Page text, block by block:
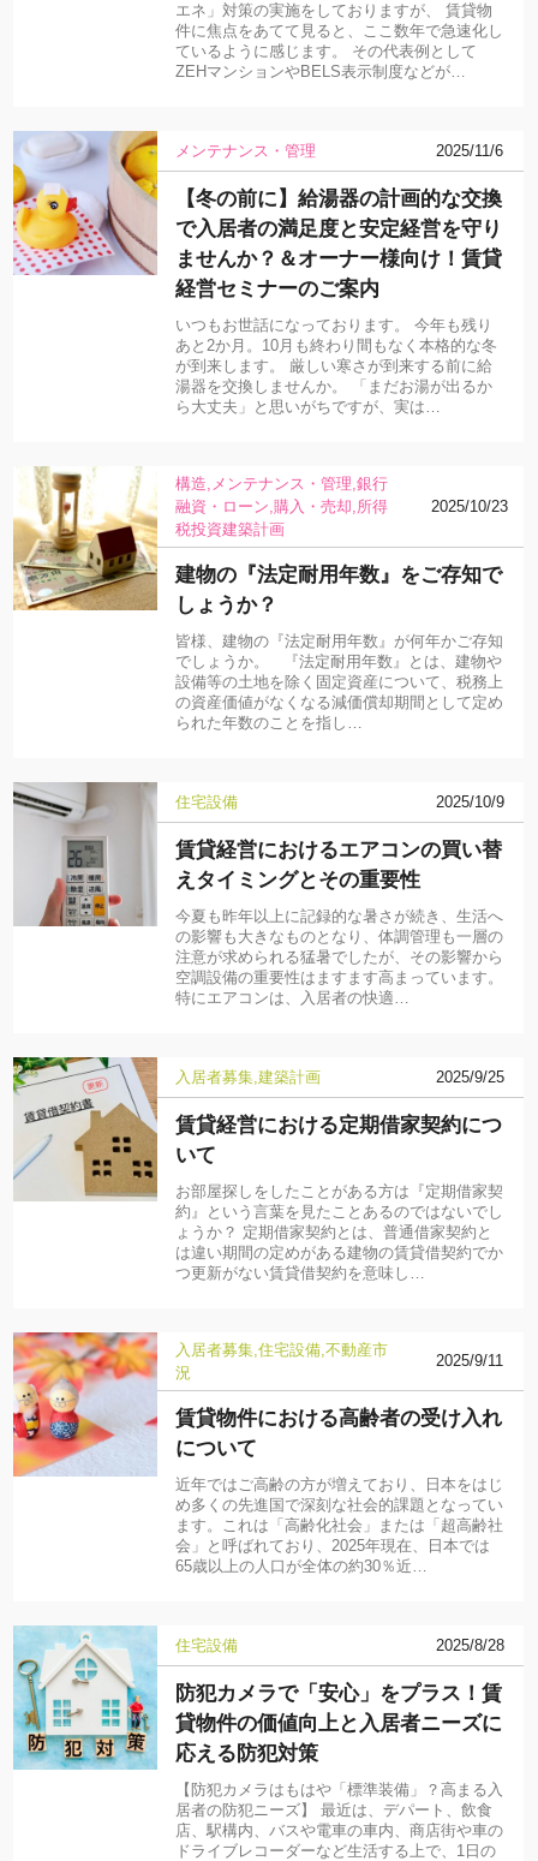
エネ」対策の実施をしておりますが、 賃貸物
件に焦点をあてて見ると、ここ数年で急速化し
ているように感じます。 その代表例として
ZEHマンションやBELS表示制度などが…
メンテナンス・管理 2025/11/6
【冬の前に】給湯器の計画的な交換
で入居者の満足度と安定経営を守り
ませんか？＆オーナー様向け！賃貸
経営セミナーのご案内
いつもお世話になっております。 今年も残り
あと2か月。10月も終わり間もなく本格的な冬
が到来します。 厳しい寒さが到来する前に給
湯器を交換しませんか。 「まだお湯が出るか
ら大丈夫」と思いがちですが、実は…
構造 メンテナンス・管理 銀行
融資・ローン 購入・売却 所得
税投資建築計画
2025/10/23
建物の『法定耐用年数』をご存知で
しょうか？
皆様、建物の『法定耐用年数』が何年かご存知
でしょうか。 『法定耐用年数』とは、建物や
設備等の土地を除く固定資産について、税務上
の資産価値がなくなる減価償却期間として定め
られた年数のことを指し…
住宅設備 2025/10/9
賃貸経営におけるエアコンの買い替
えタイミングとその重要性
今夏も昨年以上に記録的な暑さが続き、生活へ
の影響も大きなものとなり、体調管理も一層の
注意が求められる猛暑でしたが、その影響から
空調設備の重要性はますます高まっています。
特にエアコンは、入居者の快適…
入居者募集 建築計画 2025/9/25
賃貸経営における定期借家契約につ
いて
お部屋探しをしたことがある方は『定期借家契
約』という言葉を見たことあるのではないでし
ょうか？ 定期借家契約とは、普通借家契約と
は違い期間の定めがある建物の賃貸借契約でか
つ更新がない賃貸借契約を意味し…
入居者募集 住宅設備 不動産市
況
2025/9/11
賃貸物件における高齢者の受け入れ
について
近年ではご高齢の方が増えており、日本をはじ
め多くの先進国で深刻な社会的課題となってい
ます。これは「高齢化社会」または「超高齢社
会」と呼ばれており、2025年現在、日本では
65歳以上の人口が全体の約30％近…
住宅設備 2025/8/28
防犯カメラで「安心」をプラス！賃
貸物件の価値向上と入居者ニーズに
応える防犯対策
【防犯カメラはもはや「標準装備」？高まる入
居者の防犯ニーズ】 最近は、デパート、飲食
店、駅構内、バスや電車の車内、商店街や車の
ドライブレコーダーなど生活する上で、1日の